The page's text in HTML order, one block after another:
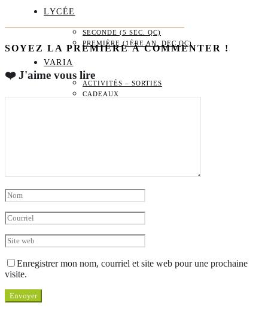
LYCÉE
SECONDE (5 SEC. QC)
PREMIÈRE (1ÈRE AN. DEC QC)
VARIA
ACTIVITÉS – SORTIES
CADEAUX
SOYEZ LA PREMIÈRE À COMMENTER !
❤️ J'aime vous lire
Enregistrer mon nom, courriel et site web pour une prochaine
visite.